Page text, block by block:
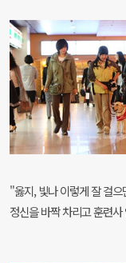
"옳지, 빛나 이렇게 잘 걸
정신을 바짝 차리고 훈련